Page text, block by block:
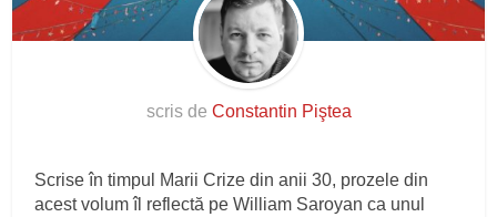
scris de Constantin Piştea
Scrise în timpul Marii Crize din anii 30, prozele din
acest volum îl reflectă pe William Saroyan ca unul